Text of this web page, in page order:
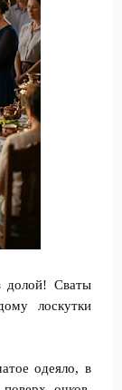
Сваты
лоскутки
одеяло, в